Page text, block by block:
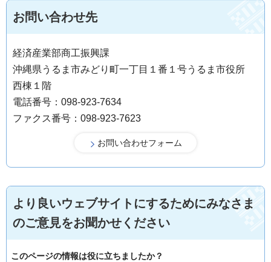
お問い合わせ先
経済産業部商工振興課
沖縄県うるま市みどり町一丁目１番１号うるま市役所
西棟１階
電話番号：098-923-7634
ファクス番号：098-923-7623
より良いウェブサイトにするためにみなさま
のご意見をお聞かせください
このページの情報は役に立ちましたか？